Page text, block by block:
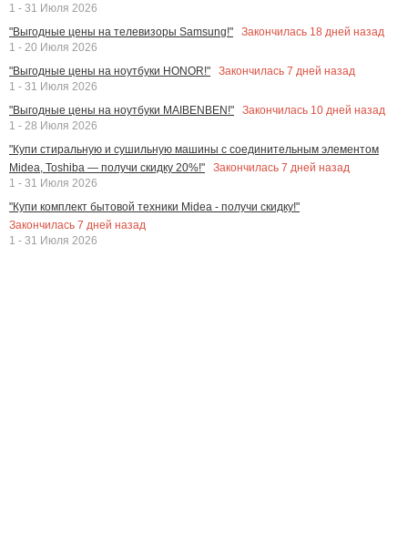
1 - 31 Июля 2026
"Выгодные цены на телевизоры Samsung!"
Закончилась 18 дней назад
1 - 20 Июля 2026
"Выгодные цены на ноутбуки HONOR!"
Закончилась 7 дней назад
1 - 31 Июля 2026
"Выгодные цены на ноутбуки MAIBENBEN!"
Закончилась 10 дней назад
1 - 28 Июля 2026
"Купи стиральную и сушильную машины с соединительным элементом
Midea, Toshiba — получи скидку 20%!"
Закончилась 7 дней назад
1 - 31 Июля 2026
"Купи комплект бытовой техники Midea - получи скидку!"
Закончилась 7 дней назад
1 - 31 Июля 2026